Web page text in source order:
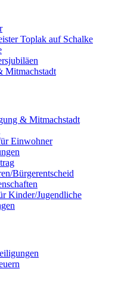
Toplak auf Schalke
Mitmachstadt
& Mitmachstadt
Einwohner
Bürgerentscheid
Kinder/Jugendliche